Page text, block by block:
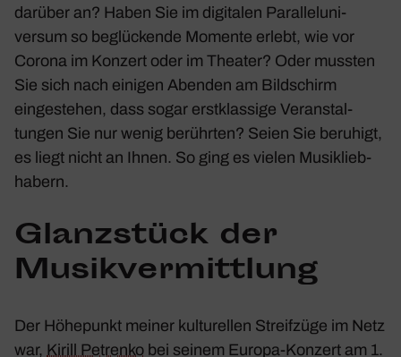
darüber an? Haben Sie im digi­talen Paral­lel­uni­
versum so beglü­ckende Momente erlebt, wie vor
Corona im Konzert oder im Theater? Oder mussten
Sie sich nach einigen Abenden am Bild­schirm
einge­stehen, dass sogar erst­klas­sige Veran­stal­
tungen Sie nur wenig berührten? Seien Sie beru­higt,
es liegt nicht an Ihnen. So ging es vielen Musik­lieb­
ha­bern.
Glanz­stück der
Musik­ver­mitt­lung
Der Höhe­punkt meiner kultu­rellen Streif­züge im Netz
war, Kirill Petrenko bei seinem Europa-Konzert am 1.